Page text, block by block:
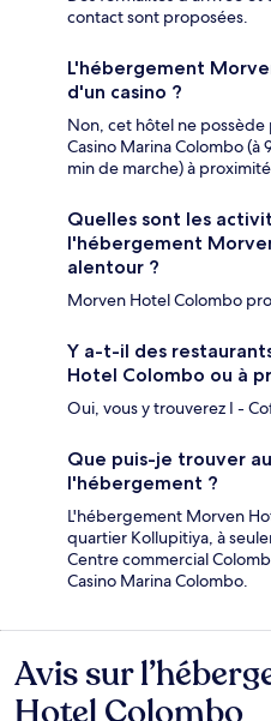
contact sont proposées.
L'hébergement
d'un casino ?
Non, cet hôtel ne possède
Casino Marina Colombo (à
min de marche) à
Quelles sont les
l'hébergement
alentour ?
Morven Hotel Colombo
Y a-t-il des
Hotel Colombo ou à
Oui, vous y trouverez I -
Que puis-je trouver
l'hébergement ?
L'hébergement Morven
quartier Kollupitiya, à
Centre commercial
Casino Marina Colombo.
Avis
Avis sur